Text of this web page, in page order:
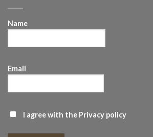
Name
Email
I agree with the Privacy policy